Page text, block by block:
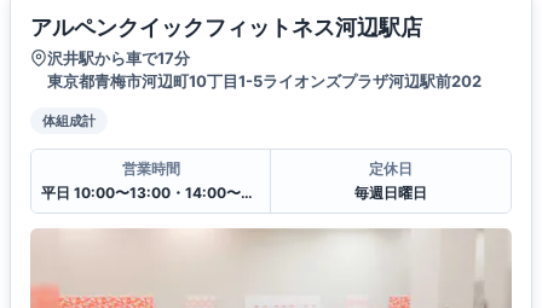
アルペンクイックフィットネス河辺駅店
沢井駅から車で17分
東京都青梅市河辺町10丁目1-5ライオンズプラザ河辺駅前202
体組成計
営業時間
平日 10:00〜13:00・14:00〜20:00
定休日
毎週日曜日